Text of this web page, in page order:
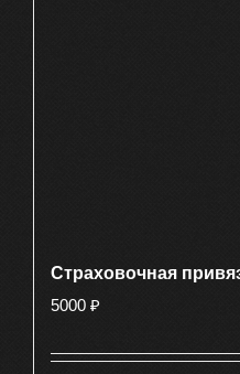
Страховочная
5000 ₽